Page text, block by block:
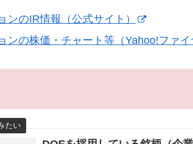
ンのIR情報（公式サイト）
ンの株価・チャート等（Yahoo!ファイ